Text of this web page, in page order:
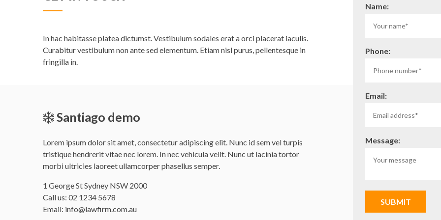
In hac habitasse platea dictumst. Vestibulum sodales erat a orci placerat iaculis.
Curabitur vestibulum non ante sed elementum. Etiam nisl purus, pellentesque in
fringilla in.
Name:
Phone:
Email:
Message:
SUBMIT
Santiago demo
Lorem ipsum dolor sit amet, consectetur adipiscing elit. Nunc id sem vel turpis
tristique hendrerit vitae nec lorem. In nec vehicula velit. Nunc ut lacinia tortor
morbi ultricies laoreet ullamcorper phasellus semper.
Office
address
is
1 George St Sydney NSW 2000
Call us: 02 1234 5678
Email: info@lawfirm.com.au